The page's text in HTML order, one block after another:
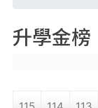
o
升學金榜